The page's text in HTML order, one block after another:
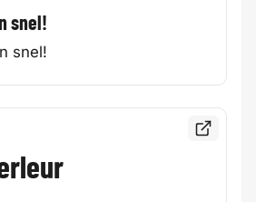
snel!
snel!
Bekijk